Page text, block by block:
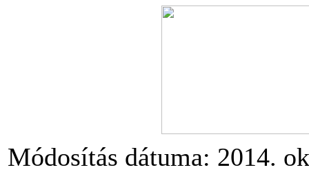
Módosítás dátuma: 2014.